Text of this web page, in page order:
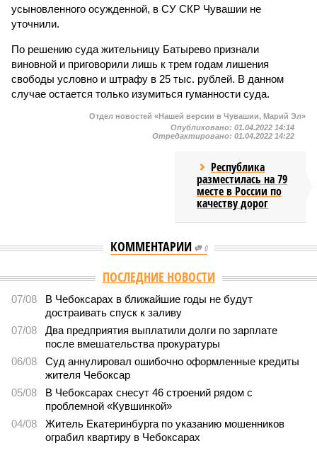
усыновленного осужденной, в СУ СКР Чувашии не
уточнили.
По решению суда жительницу Батырево признали
виновной и приговорили лишь к трем годам лишения
свободы условно и штрафу в 25 тыс. рублей. В данном
случае остается только изумиться гуманности суда.
Отдел новостей «Нашей версии в Чувашии, Марий Эл»
Опубликовано: 01.04.2022 14:14
Отредактировано: 01.04.2022 14:22
Республика
разместилась на 79
месте в России по
качеству дорог
КОММЕНТАРИИ 0
ПОСЛЕДНИЕ НОВОСТИ
07/08
В Чебоксарах в ближайшие годы не будут
достраивать спуск к заливу
07/08
Два предприятия выплатили долги по зарплате
после вмешательства прокуратуры
06/08
Суд аннулировал ошибочно оформленные кредиты
жителя Чебоксар
05/08
В Чебоксарах снесут 46 строений рядом с
проблемной «Кувшинкой»
04/08
Житель Екатеринбурга по указанию мошенников
ограбил квартиру в Чебоксарах